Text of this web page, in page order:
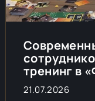
тренинг в
21.07.2026